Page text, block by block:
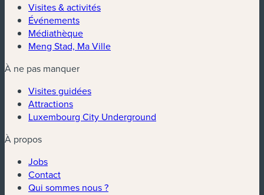
Visites & activités
Événements
Médiathèque
Meng Stad, Ma Ville
À ne pas manquer
Visites guidées
Attractions
Luxembourg City Underground
À propos
Jobs
Contact
Qui sommes nous ?